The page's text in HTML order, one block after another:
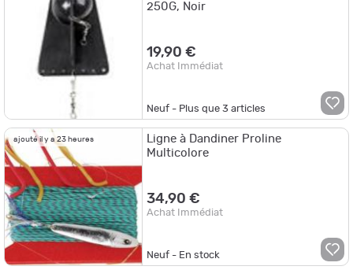
250G, Noir
19,90 €
Achat Immédiat
Neuf - Plus que3 articles
ajouté il y a 23 heures
Ligne à Dandiner Proline
Multicolore
34,90 €
Achat Immédiat
Neuf - En stock